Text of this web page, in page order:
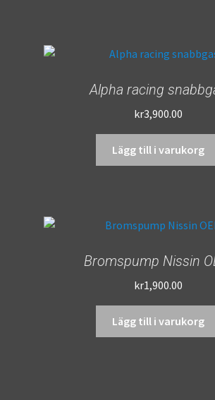
Alpha racing
kr3,900.00
Lägg till i varukorg
Bromspump Nissin
kr1,900.00
Lägg till i varukorg